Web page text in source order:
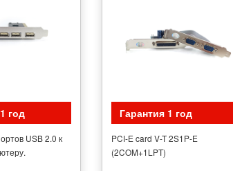
год
USB 2.0 к
Гарантия 1 год
PCI-E card V-T 2S1P-E
(2COM+1LPT)